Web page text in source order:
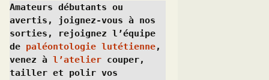
Amateurs débutants ou
avertis, joignez-vous à nos
sorties, rejoignez l’équipe
de paléontologie lutétienne,
venez à l’atelier couper,
tailler et polir vos